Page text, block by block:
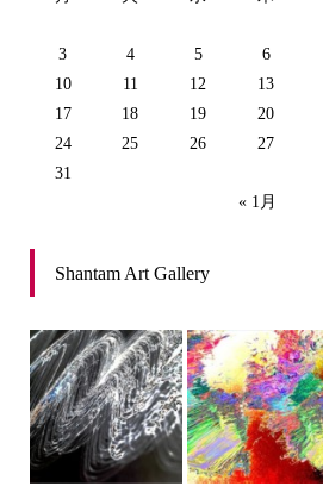
3
4 5 6
10
11 12 13
17
18 19 20
24
25 26 27
31
« 1月
Shantam Art Gallery